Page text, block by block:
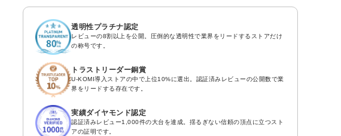
透明性プラチナ認定
レビューの8割以上を公開。圧倒的な透明性で業界をリードするストアだけ
の称号です。
トラストリーダー銅賞
U-KOMI導入ストアの中で上位10%に選出。認証済みレビューの公開数で業
界をリードする存在です。
実績ダイヤモンド認定
認証済みレビュー1,000件の大台を達成。揺るぎない信頼の頂点に立つスト
アの証明です。